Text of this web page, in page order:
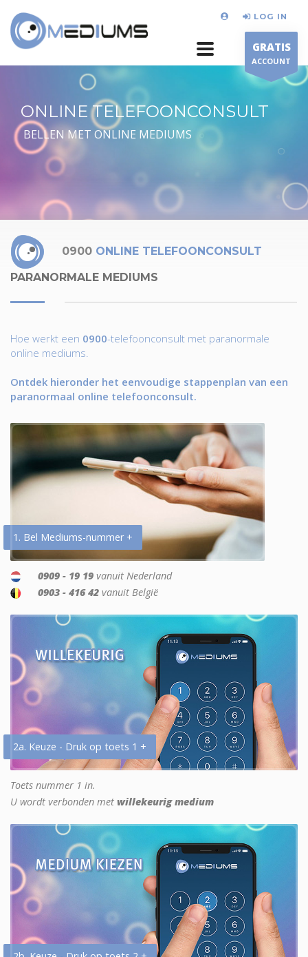
LOG IN
GRATIS
ACCOUNT
ONLINE TELEFOONCONSULT
BELLEN MET ONLINE MEDIUMS
0900 ONLINE TELEFOONCONSULT
PARANORMALE MEDIUMS
Hoe werkt een 0900-telefoonconsult met paranormale
online mediums.
Ontdek hieronder het eenvoudige stappenplan van een
paranormaal online telefoonconsult.
1. Bel Mediums-nummer +
0909 - 19 19 vanuit Nederland
0903 - 416 42 vanuit België
2a. Keuze - Druk op toets 1 +
Toets nummer 1 in.
U wordt verbonden met willekeurig medium